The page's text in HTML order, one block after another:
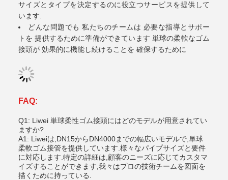
サイズとタイプを決定するのに役立つサービスを提供して
います.
どんな問題でも 私たちのチームは 必要な指導とサポー
トを 提供するために準備ができています 単球の柔軟なゴム
接頭が 効果的に機能し続けることを 確保するために
FAQ:
Q1: Liwei 単球柔性ゴム接頭にはどのモデルが用意されてい
ますか?
A1: Liweiは,DN15からDN4000までの幅広いモデルで,単球
柔軟ゴム接管を提供しています.様々なパイプサイズと要件
に対応します.特定の詳細は,顧客のニーズに応じてカスタマ
イズすることができます,我々はプロの技術チームを図面を
描くために持っている.